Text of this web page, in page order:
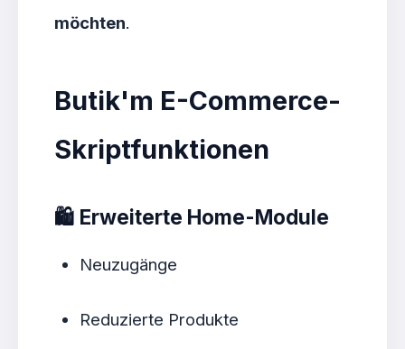
möchten.
Butik'm E-Commerce-
Skriptfunktionen
🛍️ Erweiterte Home-Module
Neuzugänge
Reduzierte Produkte